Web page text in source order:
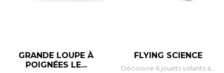
GRANDE LOUPE À
POIGNÉES LE...
FLYING SCIENCE
Découvre 6 jouets volants à...